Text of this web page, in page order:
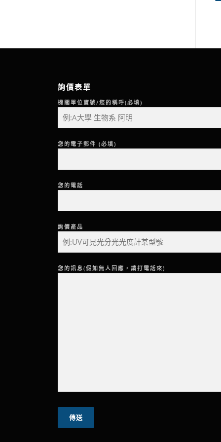
詢價表單
機關單位寶號/您的稱呼(必填)
您的電子郵件 (必填)
您的電話
詢價產品
您的訊息(假如無人回應，請打電話來)